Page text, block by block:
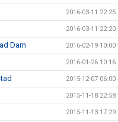
2016-03-11 22:25
2016-03-11 22:20
Dam 2016-02-19 10:00
2016-01-26 10:16
2015-12-07 06:00
2015-11-18 22:58
2015-11-13 17:29